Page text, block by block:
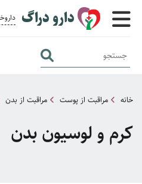
دارو دراگ
خانه مراقبت از پوست مراقبت از بدن
کرم و لوسیون بدن